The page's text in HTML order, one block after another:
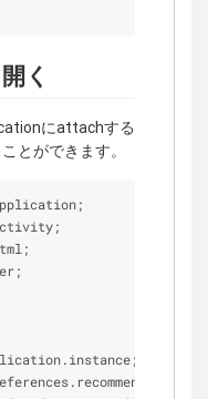
く
にattachする
とができます。